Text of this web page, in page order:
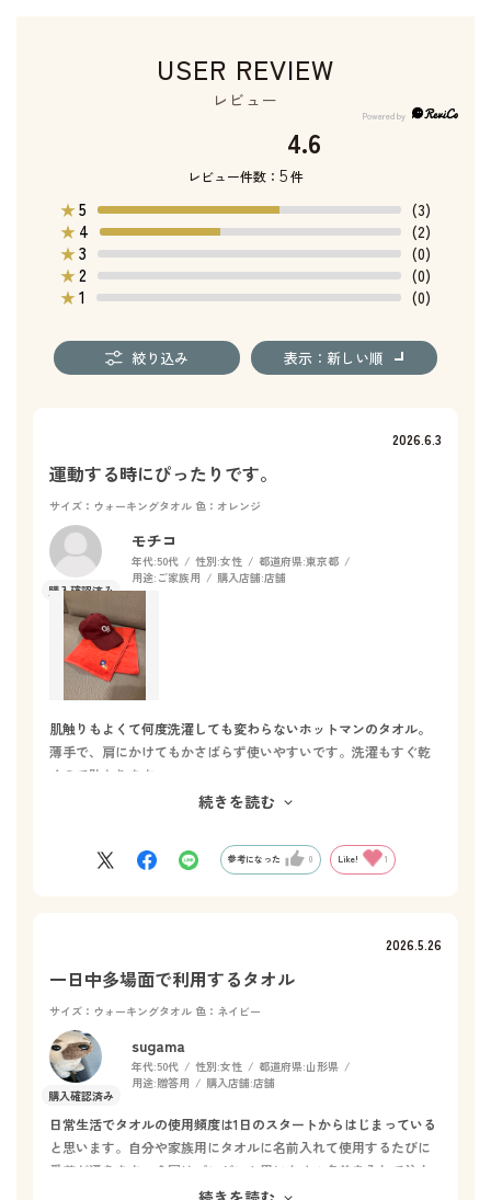
USER REVIEW
レビュー
4.6
レビュー件数： 5件
★5
(3)
★ 4
(2)
★3
(0)
★2
(0)
★1 (0)
絞り込み 表示：新しい順
2026.6.3
運動する時にぴったりです。
サイズ：ウォーキングタオル 色：オレンジ
モチコ
年代:50代 性別:女性 都道府県:東京都
用途: ご家族用 購入店舗:店舗
肌触りもよくて何度洗濯しても変わらないホットマンのタオル。
薄手で、肩にかけてもかさばらず使いやすいです。洗濯もすぐ乾
くので助かります。
今回のシリーズはパパ向けの刺繍と色合いでしたが、中高生で
続きを読む
参考になった 0 Like! 1
2026.5.26
一日中多場面で利用するタオル
サイズ：ウォーキングタオル 色：ネイビー
sugama
年代:50代 性別:女性 都道府県:山形県
用途:贈答用 購入店舗:店舗
日常生活でタオルの使用頻度は1日のスタートからはじまっている
と思います。自分や家族用にタオルに名前入れて使用するたびに
愛着が湧きます。今回はプレゼント用にタオル名前を入れて注文
しました。どのタオルにしようかスタッフさんからアドバイス頂